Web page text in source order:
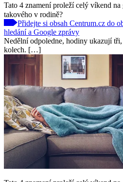
Tato 4 znamení proleží celý víkend na
takového v rodině?
Přidejte si obsah Centrum.cz do
hledání a Google zprávy
Nedělní odpoledne, hodiny ukazují
kolech. […]